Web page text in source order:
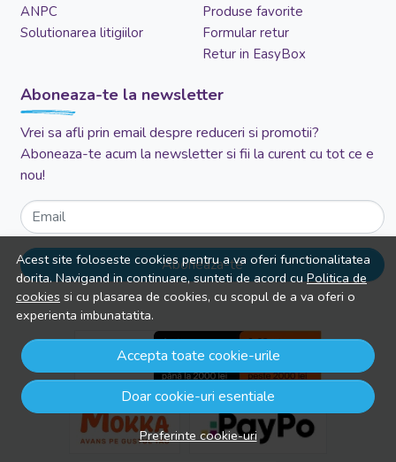
Acest site foloseste cookies pentru a va oferi functionalitatea
dorita. Navigand in continuare, sunteti de acord cuPolitica de
cookies si cu plasarea de cookies, cu scopul de a va oferi o
experienta imbunatatita.
Accepta toate cookie-urile
Doar cookie-uri esentiale
Preferinte cookie-uri
ANPC
Solutionarea litigiilor
Produse favorite
Formular retur
Retur in EasyBox
Aboneaza-te la newsletter
Vrei sa afli prin email despre reduceri si promotii?
Aboneaza-te acum la newsletter si fii la curent cu tot ce e
nou!
Email
Aboneaza-te